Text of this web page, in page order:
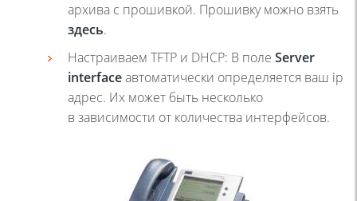
архива с прошивкой. Прошивку можно взять
здесь.
Настраиваем TFTP и DHCP: В поле Server
interfaceавтоматически определяется ваш ip
адрес. Их может быть несколько
в зависимости от количества интерфейсов.